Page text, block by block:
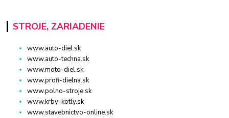
STROJE, ZARIADENIE
www.auto-diel.sk
www.auto-techna.sk
www.moto-diel.sk
www.profi-dielna.sk
www.polno-stroje.sk
www.krby-kotly.sk
www.stavebnictvo-online.sk